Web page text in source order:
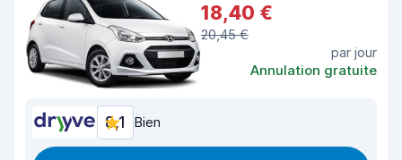
18,40 €
20,45 €
par jour
Annulation gratuite
8,1 Bien